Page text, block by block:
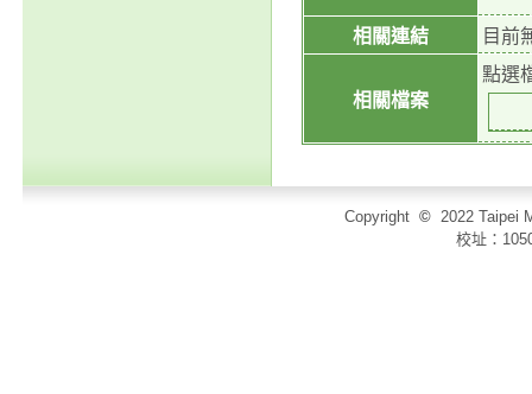
相關連結 目前
相關檔案
點選
Copyright © 2022 Taipei
校址：